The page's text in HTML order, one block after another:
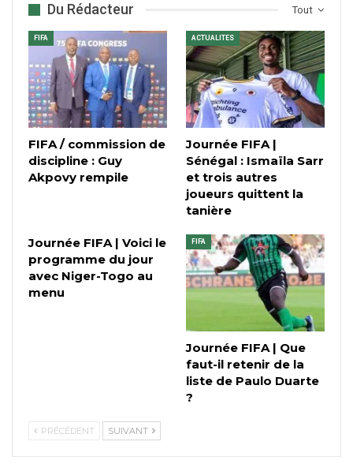
Tout
Du Rédacteur
FIFA
FIFA / commission de
discipline : Guy
Akpovy rempile
ACTUALITES
Journée FIFA |
Sénégal : Ismaïla Sarr
et trois autres
joueurs quittent la
tanière
Journée FIFA | Voici le
programme du jour
avec Niger-Togo au
menu
FIFA
Journée FIFA | Que
faut-il retenir de la
liste de Paulo Duarte
?
PRÉCÉDENT SUIVANT